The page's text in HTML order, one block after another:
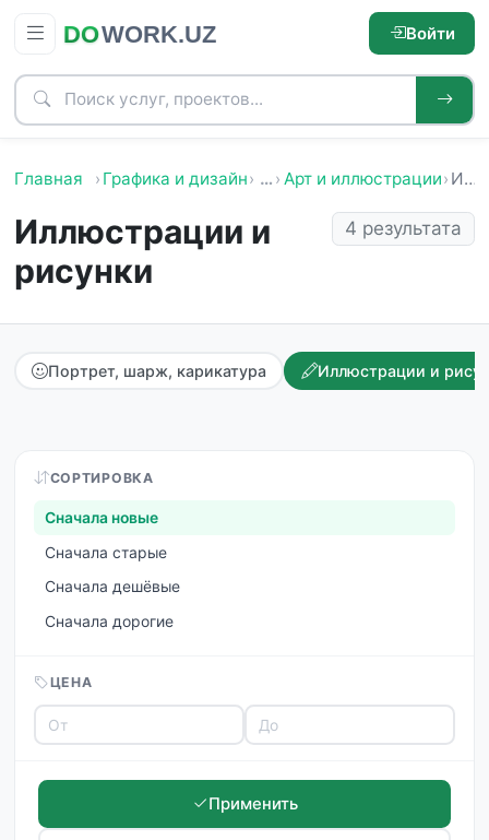
Войти
Главная Графика и дизайн … Арт и иллюстрации Иллюстрации и рисунки
Иллюстрации и
рисунки
4 результата
Портрет, шарж, карикатура Иллюстрации и
СОРТИРОВКА
Сначала новые
Сначала старые
Сначала дешёвые
Сначала дорогие
ЦЕНА
Применить